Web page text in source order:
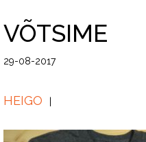
VÕTSIME
29-08-2017
HEIGO